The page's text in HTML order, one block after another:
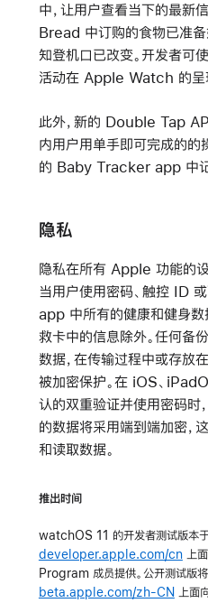
中，让用户查看当下的最新
Bread 中订购的食物已准
知登机口已改变。开发者可
活动在 Apple Watch 的呈
此外，新的 Double Tap
内用户用单手即可完成的
的 Baby Tracker app 中记
隐私
隐私在所有 Apple 功能的设
当用户使用密码、触控 ID
app 中所有的健康和健身数
救卡中的信息除外。任何
数据，在传输过程中或存
被加密保护。在 iOS、
认的双重验证并使用密码
的数据将采用端到端加密
和读取数据。
推出时间
watchOS 11 的开发者测试版本
developer.apple.com/cn上
Program 成员提供。公开测试版
beta.apple.com/zh-CN
上面